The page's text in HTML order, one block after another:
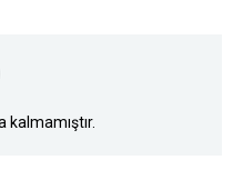
kalmamıştır.